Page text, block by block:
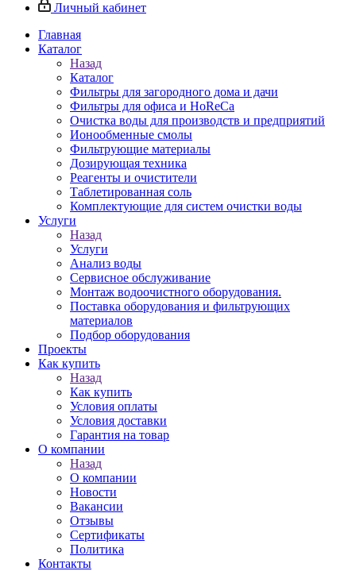
Личный кабинет
Главная
Каталог
Назад
Каталог
Фильтры для загородного дома и дачи
Фильтры для офиса и HoReCa
Очистка воды для производств и предприятий
Ионообменные смолы
Фильтрующие материалы
Дозирующая техника
Реагенты и очистители
Таблетированная соль
Комплектующие для систем очистки воды
Услуги
Назад
Услуги
Анализ воды
Сервисное обслуживание
Монтаж водоочистного оборудования.
Поставка оборудования и фильтрующих
материалов
Подбор оборудования
Проекты
Как купить
Назад
Как купить
Условия оплаты
Условия доставки
Гарантия на товар
О компании
Назад
О компании
Новости
Вакансии
Отзывы
Сертификаты
Политика
Контакты